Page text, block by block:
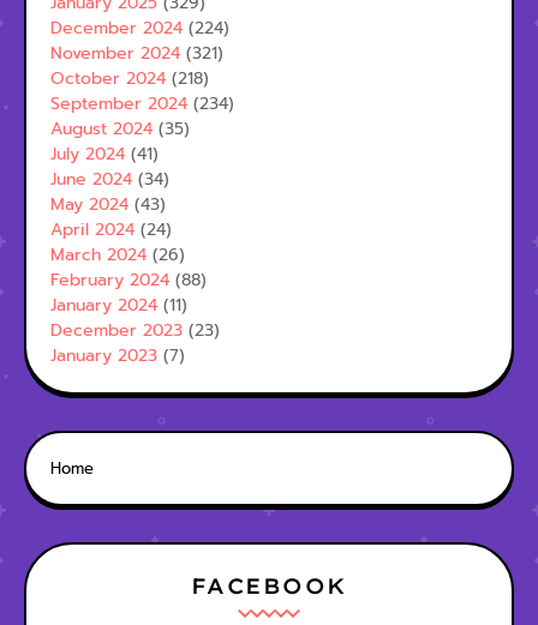
December 2024 (224)
November 2024 (321)
October 2024 (218)
September 2024 (234)
August 2024 (35)
July 2024 (41)
June 2024 (34)
May 2024 (43)
April 2024 (24)
March 2024 (26)
February 2024 (88)
January 2024 (11)
December 2023 (23)
January 2023 (7)
Home
FACEBOOK